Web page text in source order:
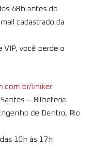
48h antes do
cadastrado da
VIP, você perde o
liniker
– Bilheteria
de Dentro, Rio
10h às 17h